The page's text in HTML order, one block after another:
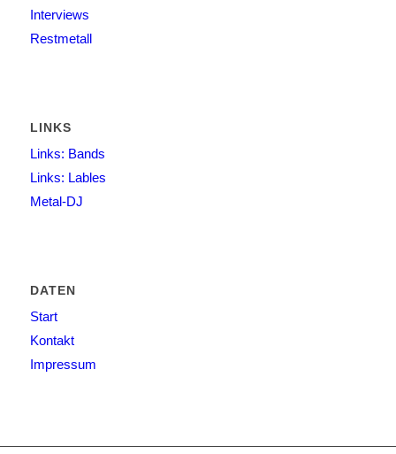
Interviews
Restmetall
LINKS
Links: Bands
Links: Lables
Metal-DJ
DATEN
Start
Kontakt
Impressum